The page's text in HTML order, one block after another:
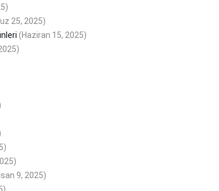
25, 2025)
(Haziran 15, 2025)
9, 2025)